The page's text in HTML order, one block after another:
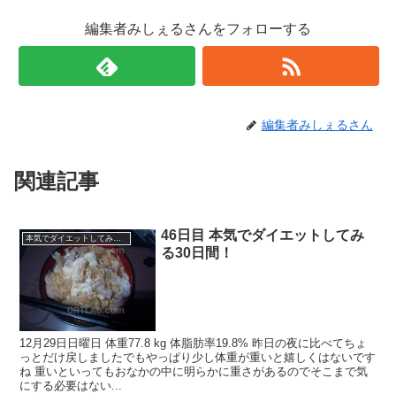
編集者みしぇるさんをフォローする
編集者みしぇるさん
関連記事
本気でダイエットしてみる30日間！2019.11 -
46日目 本気でダイエットしてみ
る30日間！
12月29日日曜日 体重77.8 kg 体脂肪率19.8% 昨日の夜に比べてちょ
っとだけ戻しましたでもやっぱり少し体重が重いと嬉しくはないです
ね 重いといってもおなかの中に明らかに重さがあるのでそこまで気
にする必要はない...